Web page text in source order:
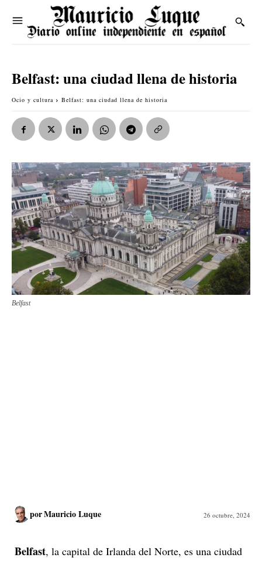
Belfast: una ciudad llena de historia
Ocio y cultura Belfast: una ciudad llena de historia
Belfast
porMauricio Luque 26 octubre, 2024
Belfast, la capital de Irlanda del Norte, es una ciudad